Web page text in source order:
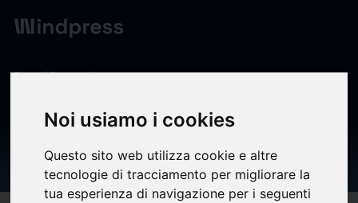
Noi usiamo i cookies
Questo sito web utilizza cookie e altre
tecnologie di tracciamento per migliorare la
tua esperienza di navigazione per i seguenti
Digest/ Press release
SU AZIONI PROPRIE